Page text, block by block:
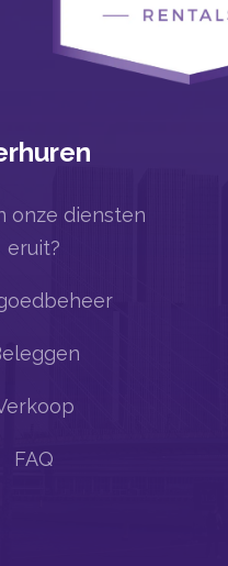
onze diensten
eruit?
FAQ